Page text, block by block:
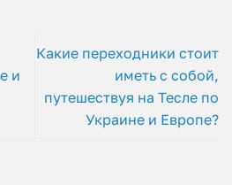
и
Какие переходники стоит
иметь с собой,
путешествуя на Тесле по
Украине и Европе?